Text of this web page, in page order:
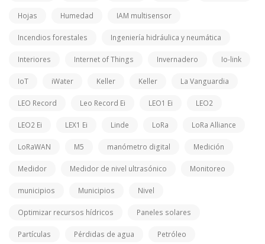
Hojas Humedad IAM multisensor
Incendios forestales Ingeniería hidráulica y neumática
Interiores Internet of Things Invernadero Io-link
IoT iWater Keller Keller La Vanguardia
LEO Record Leo Record Ei LEO1 Ei LEO2
LEO2 Ei LEX1 Ei Linde LoRa LoRa Alliance
LoRaWAN M5 manómetro digital Medición
Medidor Medidor de nivel ultrasónico Monitoreo
municipios Municipios Nivel
Optimizar recursos hídricos Paneles solares
Partículas Pérdidas de agua Petróleo